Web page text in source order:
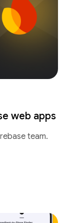
web apps
team.